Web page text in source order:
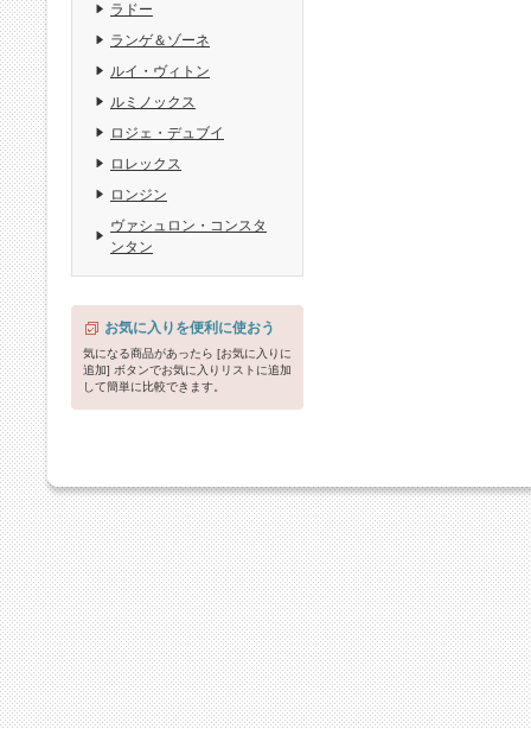
ラドー
ランゲ＆ゾーネ
ルイ・ヴィトン
ルミノックス
ロジェ・デュブイ
ロレックス
ロンジン
ヴァシュロン・コンスタ
ンタン
お気に入りを便利に使おう
気になる商品があったら [お気に入りに
追加] ボタンでお気に入りリストに追加
して簡単に比較できます。